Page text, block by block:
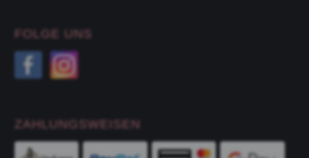
FOLGE UNS
ZAHLUNGSWEISEN